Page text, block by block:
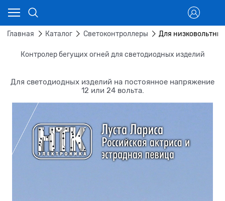
Главная Каталог Светоконтроллеры Для
Контролер бегущих огней для светодиодных изделий
Для светодиодных изделий на постоянное напряжение
12 или 24 вольта.